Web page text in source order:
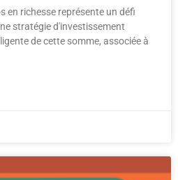
en richesse représente un défi
stratégie d'investissement
de cette somme, associée à